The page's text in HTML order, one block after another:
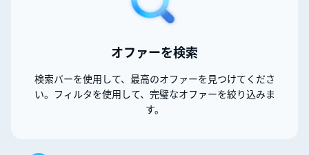
オファーを検索
検索バーを使用して、最高のオファーを見つけてくださ
い。フィルタを使用して、完璧なオファーを絞り込みま
す。